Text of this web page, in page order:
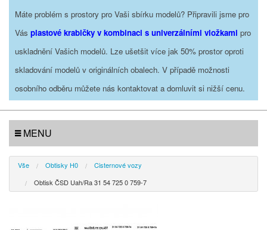
Máte problém s prostory pro Vaši sbírku modelů? Připravili jsme pro
Vás plastové krabičky v kombinaci s univerzálními vložkami pro
uskladnění Vašich modelů. Lze ušetšit více jak 50% prostor oproti
skladování modelů v originálních obalech. V případě možnosti
osobního odběru můžete nás kontaktovat a domluvit si nižší cenu.
MENU
Vše Obtisky H0
Cisternové vozy
Obtisk ČSD Uah/Ra 31 54 725 0 759-7